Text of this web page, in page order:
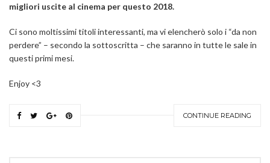
migliori uscite al cinema per questo 2018.
Ci sono moltissimi titoli interessanti, ma vi elencherò solo i “da non
perdere” – secondo la sottoscritta – che saranno in tutte le sale in
questi primi mesi.
Enjoy <3
CONTINUE READING